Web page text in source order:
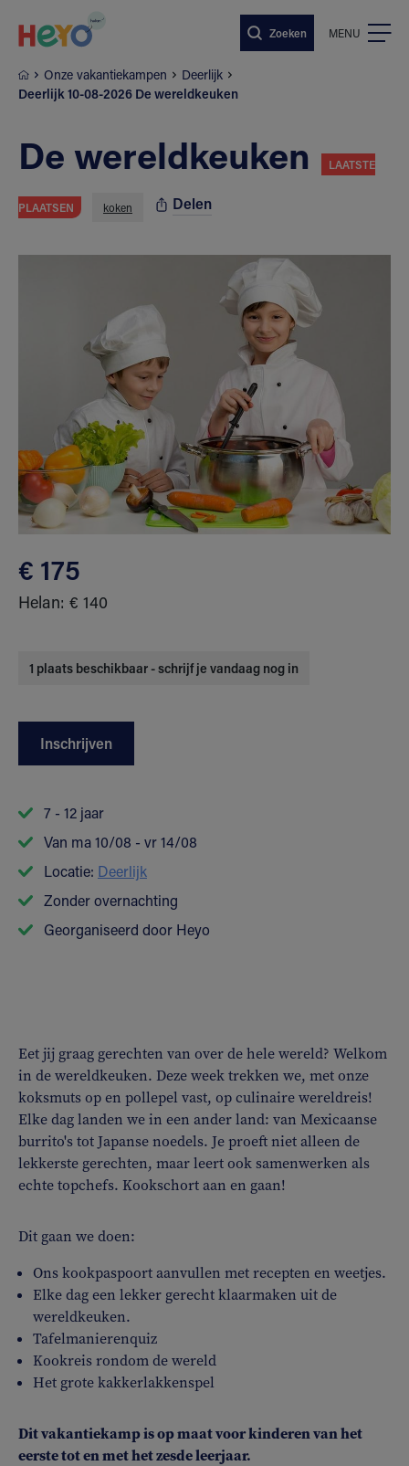
Zoeken MENU
Onze vakantiekampen
Deerlijk
Deerlijk 10-08-2026 De wereldkeuken
De wereldkeuken LAATSTE
PLAATSEN koken Delen
€ 175
Helan: € 140
1 plaats beschikbaar - schrijf je vandaag nog in
Inschrijven
7 - 12 jaar
Van ma 10/08 - vr 14/08
Locatie: Deerlijk
Zonder overnachting
Georganiseerd door Heyo
Eet jij graag gerechten van over de hele wereld? Welkom
in de wereldkeuken. Deze week trekken we, met onze
koksmuts op en pollepel vast, op culinaire wereldreis!
Elke dag landen we in een ander land: van Mexicaanse
burrito's tot Japanse noedels. Je proeft niet alleen de
lekkerste gerechten, maar leert ook samenwerken als
echte topchefs. Kookschort aan en gaan!
Dit gaan we doen:
Ons kookpaspoort aanvullen met recepten en weetjes.
Elke dag een lekker gerecht klaarmaken uit de
wereldkeuken.
Tafelmanierenquiz
Kookreis rondom de wereld
Het grote kakkerlakkenspel
Dit vakantiekamp is op maat voor kinderen van het
eerste tot en met het zesde leerjaar.